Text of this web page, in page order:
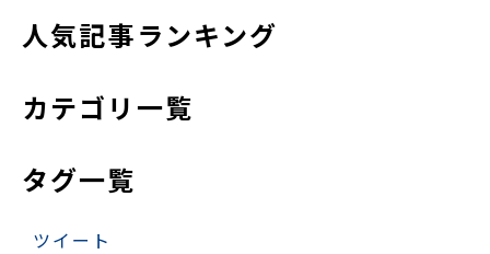
人気記事ランキング
カテゴリ一覧
タグ一覧
ツイート